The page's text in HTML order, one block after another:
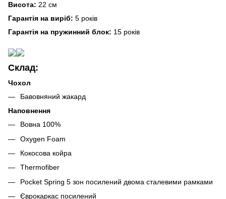
Висота: 22 см
Гарантія на виріб: 5 років
Гарантія на пружинний блок: 15 років
Склад:
Чохол
Бавовняний жакард
Наповнення
Вовна 100%
Oxygen Foam
Кокосова койра
Thermofiber
Pocket Spring 5 зон посилений двома сталевими рамками
Єврокаркас посилений